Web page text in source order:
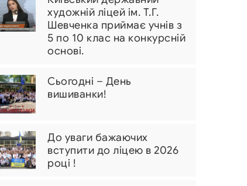
художній ліцей ім. Т.Г.
Шевченка приймає учнів з
5 по 10 клас на конкурсній
основі.
Сьогодні – День
вишиванки!
До уваги бажаючих
вступити до ліцею в 2026
році !